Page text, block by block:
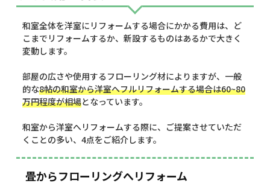
和室全体を洋室にリフォームする場合にかかる費用は、ど
こまでリフォームするか、新設するものはあるかで大きく
変動します。
部屋の広さや使用するフローリング材によりますが、一般
的な8帖の和室から洋室へフルリフォームする場合は60~80
万円程度が相場となっています。
和室から洋室へリフォームする際に、ご提案させていただ
くことの多い、4点をご紹介します。
畳からフローリングへリフォーム